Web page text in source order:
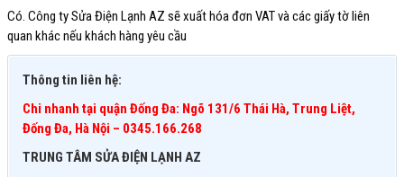
Có. Công ty Sửa Điện Lạnh AZ sẽ xuất hóa đơn VAT và các giấy tờ liên
quan khác nếu khách hàng yêu cầu
Thông tin liên hệ:
Chi nhanh tại quận Đống Đa: Ngõ 131/6 Thái Hà, Trung Liệt,
Đống Đa, Hà Nội – 0345.166.268
TRUNG TÂM SỬA ĐIỆN LẠNH AZ